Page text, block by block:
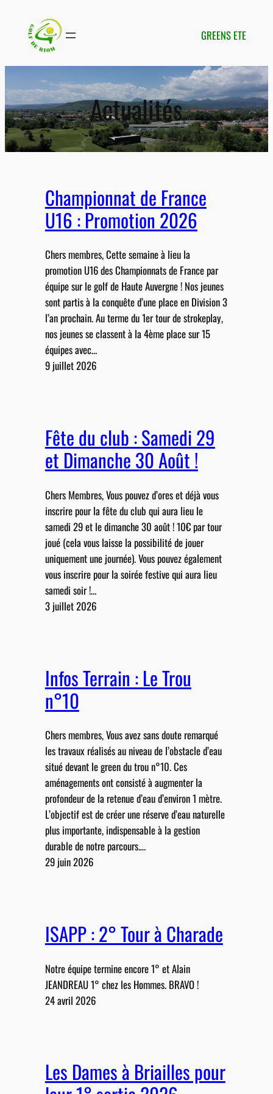
contenu
GREENS ETE
Actualités
Championnat de France
U16 : Promotion 2026
Chers membres, Cette semaine à lieu la
promotion U16 des Championnats de France par
équipe sur le golf de Haute Auvergne ! Nos jeunes
sont partis à la conquête d’une place en Division 3
l’an prochain. Au terme du 1er tour de strokeplay,
nos jeunes se classent à la 4ème place sur 15
équipes avec…
9 juillet 2026
Fête du club : Samedi 29
et Dimanche 30 Août !
Chers Membres, Vous pouvez d’ores et déjà vous
inscrire pour la fête du club qui aura lieu le
samedi 29 et le dimanche 30 août ! 10€ par tour
joué (cela vous laisse la possibilité de jouer
uniquement une journée). Vous pouvez également
vous inscrire pour la soirée festive qui aura lieu
samedi soir !…
3 juillet 2026
Infos Terrain : Le Trou
n°10
Chers membres, Vous avez sans doute remarqué
les travaux réalisés au niveau de l’obstacle d’eau
situé devant le green du trou n°10. Ces
aménagements ont consisté à augmenter la
profondeur de la retenue d’eau d’environ 1 mètre.
L’objectif est de créer une réserve d’eau naturelle
plus importante, indispensable à la gestion
durable de notre parcours.…
29 juin 2026
ISAPP : 2° Tour à Charade
Notre équipe termine encore 1° et Alain
JEANDREAU 1° chez les Hommes. BRAVO !
24 avril 2026
Les Dames à Briailles pour